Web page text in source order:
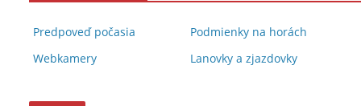
Predpoveď počasia
Webkamery
Podmienky na horách
Lanovky a zjazdovky